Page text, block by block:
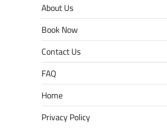
About Us
Book Now
Contact Us
FAQ
Home
Privacy Policy